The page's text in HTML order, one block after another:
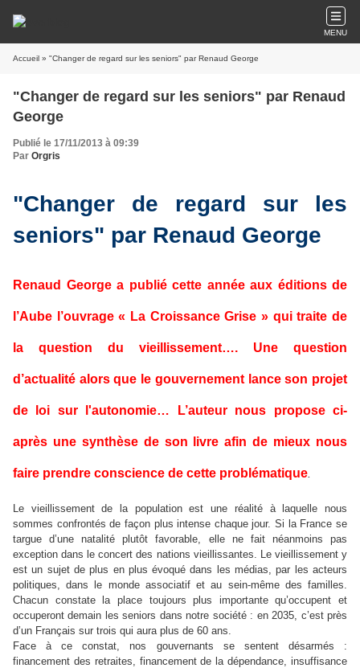
MENU
Accueil » "Changer de regard sur les seniors" par Renaud George
"Changer de regard sur les seniors" par Renaud
George
Publié le 17/11/2013 à 09:39
Par Orgris
"Changer de regard sur les
seniors" par Renaud George
Renaud George a publié cette année aux éditions de
l’Aube l’ouvrage « La Croissance Grise » qui traite de
la question du vieillissement…. Une question
d’actualité alors que le gouvernement lance son projet
de loi sur l'autonomie… L’auteur nous propose ci-
après une synthèse de son livre afin de mieux nous
faire prendre conscience de cette problématique
Le vieillissement de la population est une réalité à laquelle nous
sommes confrontés de façon plus intense chaque jour. Si la France se
targue d’une natalité plutôt favorable, elle ne fait néanmoins pas
exception dans le concert des nations vieillissantes. Le vieillissement y
est un sujet de plus en plus évoqué dans les médias, par les acteurs
politiques, dans le monde associatif et au sein-même des familles.
Chacun constate la place toujours plus importante qu’occupent et
occuperont demain les seniors dans notre société : en 2035, c’est près
d’un Français sur trois qui aura plus de 60 ans.
Face à ce constat, nos gouvernants se sentent désarmés :
financement des retraites, financement de la dépendance, insuffisance